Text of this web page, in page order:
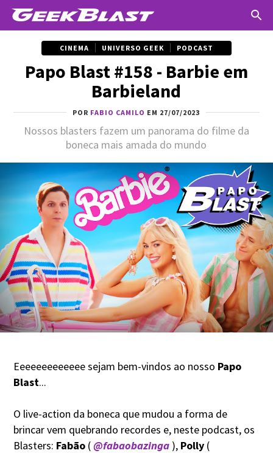
CINEMA UNIVERSO GEEK PODCAST
Papo Blast #158 - Barbie em
Barbieland
POR FABIO CAMILO EM 27/07/2023
Nossos blasters fazem um panorama do filme da
boneca mais amada do mundo
Eeeeeeeeeeeee sejam bem-vindos ao nosso Papo
Blast...
O live-action da boneca que mudou a forma de
brincar vem quebrando recordes e, neste podcast, os
Blasters: Fabão ( ⁠⁠⁠⁠⁠⁠⁠⁠⁠@fabaobazinga ⁠⁠⁠⁠⁠⁠⁠⁠⁠ ), Polly (